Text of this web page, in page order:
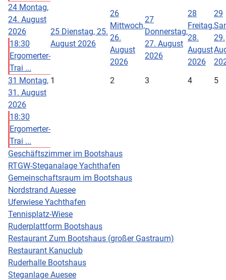
24 Montag,
24. August
2026
18:30
Ergomerter-
Trai ...
25 Dienstag, 25.
August 2026
26
Mittwoch,
26.
August
2026
27
Donnerstag,
27. August
2026
28
Freitag,
28.
August
2026
29
29.
31 Montag,
31. August
2026
18:30
Ergomerter-
Trai ...
1 2 3 4 5
Geschäftszimmer im Bootshaus
RTGW-Steganalage Yachthafen
Gemeinschaftsraum im Bootshaus
Nordstrand Auesee
Uferwiese Yachthafen
Tennisplatz-Wiese
Ruderplattform Bootshaus
Restaurant Zum Bootshaus (großer Gastraum)
Restaurant Kanuclub
Ruderhalle Bootshaus
Steganlage Auesee